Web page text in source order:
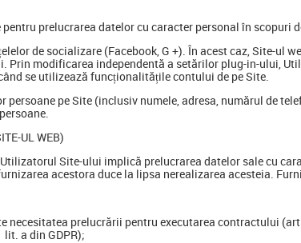
prelucrarea datelor cu caracter personal în scopuri
de socializare (Facebook, G +). În acest caz, Site-ul
modificarea independentă a setărilor plug-in-ului,
se utilizează funcționalitățile contului de pe Site.
pe Site (inclusiv numele, adresa, numărul de
UL WEB)
Site-ului implică prelucrarea datelor sale cu
acestora duce la lipsa nerealizarea acesteia.
necesitatea prelucrării pentru executarea contractului
a din GDPR);